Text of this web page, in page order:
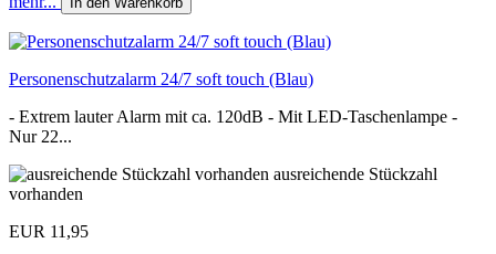
Personenschutzalarm 24/7 soft touch (Blau)
- Extrem lauter Alarm mit ca. 120dB - Mit LED-Taschenlampe -
Nur 22...
ausreichende Stückzahl
vorhanden
EUR 11,95